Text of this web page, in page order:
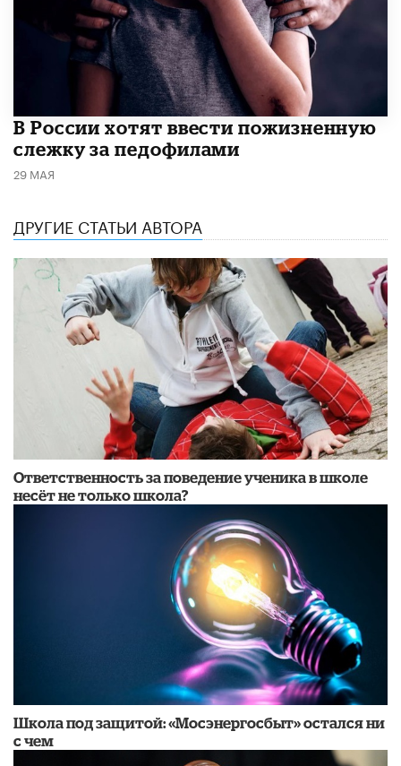
В России хотят ввести пожизненную
слежку за педофилами
29 МАЯ
ДРУГИЕ СТАТЬИ АВТОРА
Ответственность за поведение ученика в школе
несёт не только школа?
Школа под защитой: «Мосэнергосбыт» остался ни
с чем